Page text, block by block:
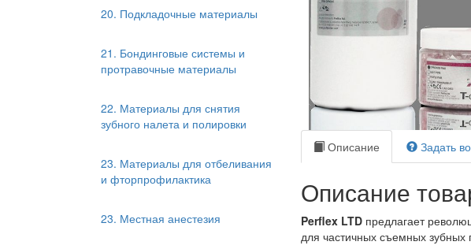
20. Подкладочные материалы
21. Бондинговые системы и
протравочные материалы
22. Материалы для снятия
зубного налета и полировки
23. Материалы для отбеливания
и фторпрофилактика
23. Местная анестезия
Описание Задать
Описание
Perflex LTD пред­ла­га­ет
для ча­стич­ных съем­ных зуб­ных